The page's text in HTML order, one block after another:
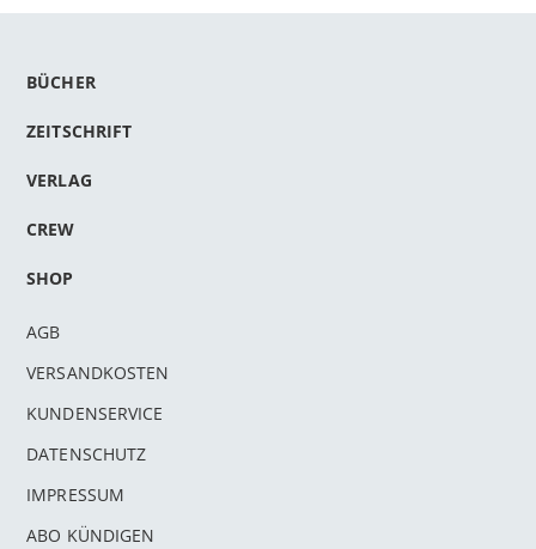
BÜCHER
ZEITSCHRIFT
VERLAG
CREW
SHOP
AGB
VERSANDKOSTEN
KUNDENSERVICE
DATENSCHUTZ
IMPRESSUM
ABO KÜNDIGEN